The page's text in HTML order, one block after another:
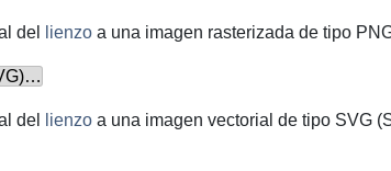
del lienzo a una imagen rasterizada de tipo
del lienzo a una imagen vectorial de tipo SVG